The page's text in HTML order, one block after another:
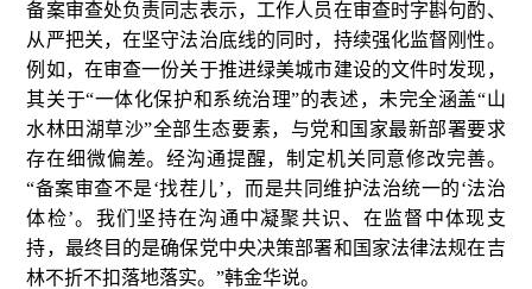
备案审查处负责同志表示，工作人员在审查时字斟句酌、
从严把关，在坚守法治底线的同时，持续强化监督刚性。
例如，在审查一份关于推进绿美城市建设的文件时发现，
其关于“一体化保护和系统治理”的表述，未完全涵盖“山
水林田湖草沙”全部生态要素，与党和国家最新部署要求
存在细微偏差。经沟通提醒，制定机关同意修改完善。
“备案审查不是‘找茬儿’，而是共同维护法治统一的‘法治
体检’。我们坚持在沟通中凝聚共识、在监督中体现支
持，最终目的是确保党中央决策部署和国家法律法规在吉
林不折不扣落地落实。”韩金华说。